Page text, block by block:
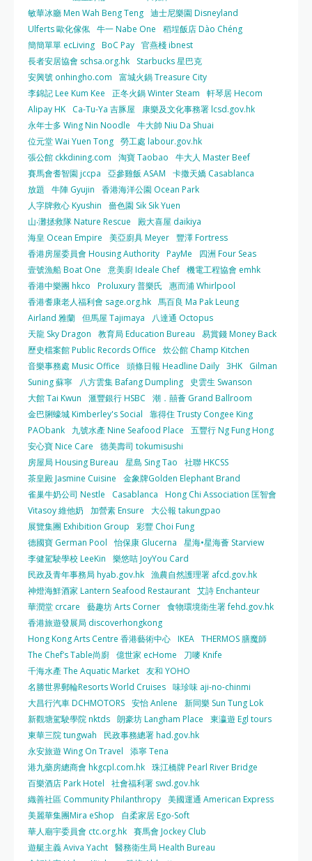
敏華冰廳 Men Wah Beng Teng 迪士尼樂園 Disneyland
Ulferts 歐化傢俬 牛一 Nabe One
稻埕飯店 Dào Chéng
簡簡單單 ecLiving BoC Pay 官燕棧 ibnest
長者安居協會 schsa.org.hk
Starbucks 星巴克
安興號 onhingho.com
富城火鍋 Treasure City
李錦記 Lee Kum Kee
正冬火鍋 Winter Steam
軒琴居 Hecom
Alipay HK
Ca-Tu-Ya 吉豚屋
康樂及文化事務署 lcsd.gov.hk
永年士多 Wing Nin Noodle
牛大帥 Niu Da Shuai
位元堂 Wai Yuen Tong 勞工處 labour.gov.hk
張公館 ckkdining.com
淘寶 Taobao
牛大人 Master Beef
賽馬會耆智園 jccpa
亞參雞飯 ASAM
卡撒天嬌 Casablanca
放題
牛陣 Gyujin
香港海洋公園 Ocean Park
人字牌救心 Kyushin
嗇色園 Sik Sik Yuen
山‧灘拯救隊 Nature Rescue
殿大喜屋 daikiya
海皇 Ocean Empire
美亞廚具 Meyer 豐澤 Fortress
香港房屋委員會 Housing Authority PayMe
四洲 Four Seas
壹號漁船 Boat One
意美廚 Ideale Chef 機電工程協會 emhk
香港中樂團 hkco
Proluxury 普樂氏
惠而浦 Whirlpool
香港耆康老人福利會 sage.org.hk 馬百良 Ma Pak Leung
Airland 雅蘭 但馬屋 Tajimaya
八達通 Octopus
天龍 Sky Dragon
教育局 Education Bureau
易賞錢 Money Back
歷史檔案館 Public Records Office
炊公館 Champ Kitchen
音樂事務處 Music Office
頭條日報 Headline Daily 3HK
Gilman
Suning 蘇寧
八方雲集 Bafang Dumpling
史雲生 Swanson
大館 Tai Kwun
滙豐銀行 HSBC
潮．囍薈 Grand Ballroom
金巴脷蠔城 Kimberley's Social
靠得住 Trusty Congee King
PAObank
九號水產 Nine Seafood Place
五豐行 Ng Fung Hong
安心寶 Nice Care
德美壽司 tokumisushi
房屋局 Housing Bureau
星島 Sing Tao
社聯 HKCSS
茶皇殿 Jasmine Cuisine
金象牌Golden Elephant Brand
雀巢牛奶公司 Nestle
Casablanca
Hong Chi Association 匡智會
Vitasoy 維他奶
加營素 Ensure
大公報 takungpao
展覽集團 Exhibition Group
彩豐 Choi Fung
德國寶 German Pool
怡保康 Glucerna
星海•星海薈 Starview
李健駕駛學校 LeeKin
樂悠咭 JoyYou Card
民政及青年事務局 hyab.gov.hk 漁農自然護理署 afcd.gov.hk
神燈海鮮酒家 Lantern Seafood Restaurant 艾詩 Enchanteur
華潤堂 crcare
藝趣坊 Arts Corner 食物環境衛生署 fehd.gov.hk
香港旅遊發展局 discoverhongkong
Hong Kong Arts Centre 香港藝術中心 IKEA THERMOS 膳魔師
The Chef’s Table尚廚 億世家 ecHome
刀嘜 Knife
千海水產 The Aquatic Market 友和 YOHO
名勝世界郵輪Resorts World Cruises 味珍味 aji-no-chinmi
大昌行汽車 DCHMOTORS 安怡 Anlene
新同樂 Sun Tung Lok
新觀塘駕駛學院 nktds 朗豪坊 Langham Place
東瀛遊 Egl tours
東華三院 tungwah
民政事務總署 had.gov.hk
永安旅遊 Wing On Travel
添寧 Tena
港九藥房總商會 hkgcpl.com.hk 珠江橋牌 Pearl River Bridge
百樂酒店 Park Hotel
社會福利署 swd.gov.hk
織善社區 Community Philanthropy 美國運通 American Express
美麗華集團Mira eShop
自柔家居 Ego-Soft
華人廟宇委員會 ctc.org.hk 賽馬會 Jockey Club
遊艇主義 Aviva Yacht 醫務衛生局 Health Bureau